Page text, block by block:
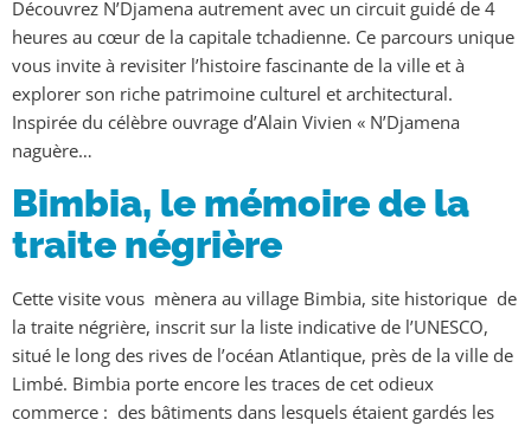
Découvrez N’Djamena autrement avec un circuit guidé de 4
heures au cœur de la capitale tchadienne. Ce parcours unique
vous invite à revisiter l’histoire fascinante de la ville et à
explorer son riche patrimoine culturel et architectural.
Inspirée du célèbre ouvrage d’Alain Vivien « N’Djamena
naguère…
Bimbia, le mémoire de la
traite négrière
Cette visite vous mènera au village Bimbia, site historique de
la traite négrière, inscrit sur la liste indicative de l’UNESCO,
situé le long des rives de l’océan Atlantique, près de la ville de
Limbé. Bimbia porte encore les traces de cet odieux
commerce : des bâtiments dans lesquels étaient gardés les